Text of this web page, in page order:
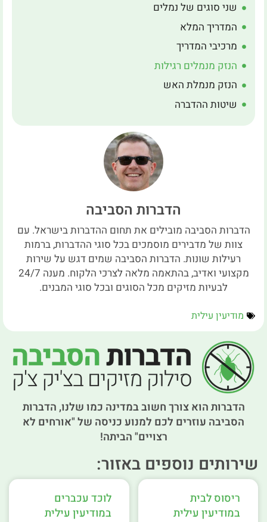
שני סוגים של נמלים
המדריך המלא
מרכיבי המדריך
הנזק מנמלים רגילות
הנזק מנמלת האש
שיטות ההדברה
הדברות הסביבה
הדברות הסביבה מובילים את תחום ההדברות בישראל. עם
צוות של מדבירים מוסמכים בכל סוגי ההדברות, ברמות
רעילות שונות. הדברות הסביבה שמים דגש על שירות
מקצועי ואדיב, בהתאמה מלאה לצרכי הלקוח. מענה 24/7
לבעיות מזיקים מכל הסוגים ובכל סוגי המבנים.
מודיעין עילית
הדברות הוא צורך חשוב במדינה כמו שלנו, הדברות
הסביבה עוזרים לכם למנוע כניסה של "אורחים לא
רצויים" הביתה!
שירותים נוספים באזור:
ריסוס לבית
במודיעין עילית
לוכד עכברים
במודיעין עילית